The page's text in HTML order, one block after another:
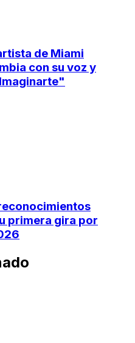
de Miami
con su voz y
primera gira por